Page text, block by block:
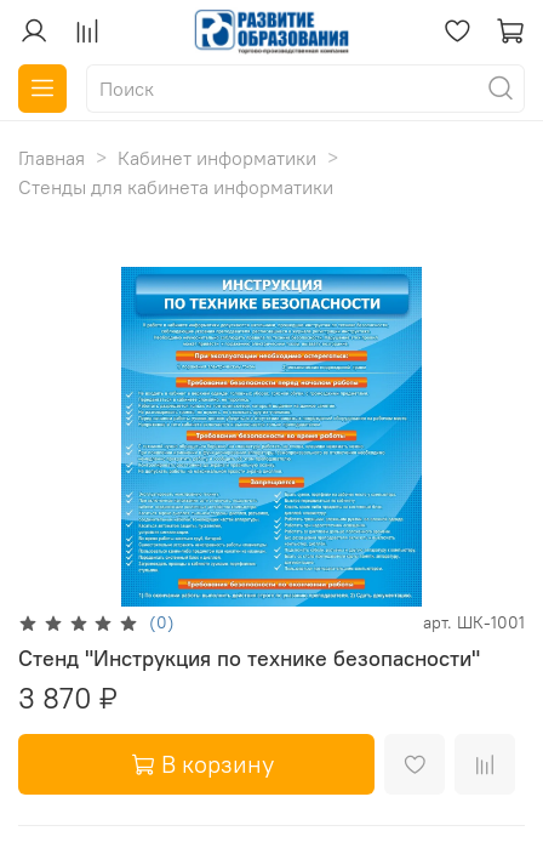
Главная
Кабинет информатики
Стенды для кабинета информатики
(0) арт. ШК-1001
Стенд "Инструкция по технике безопасности"
3 870 ₽
В корзину